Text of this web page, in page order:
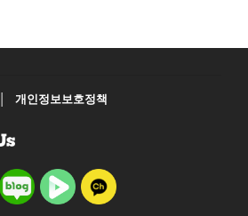
개인정보보호정책